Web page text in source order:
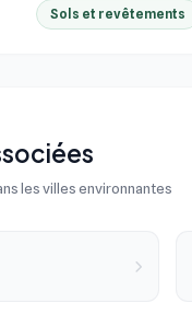
Sols et revêtements
les villes environnantes